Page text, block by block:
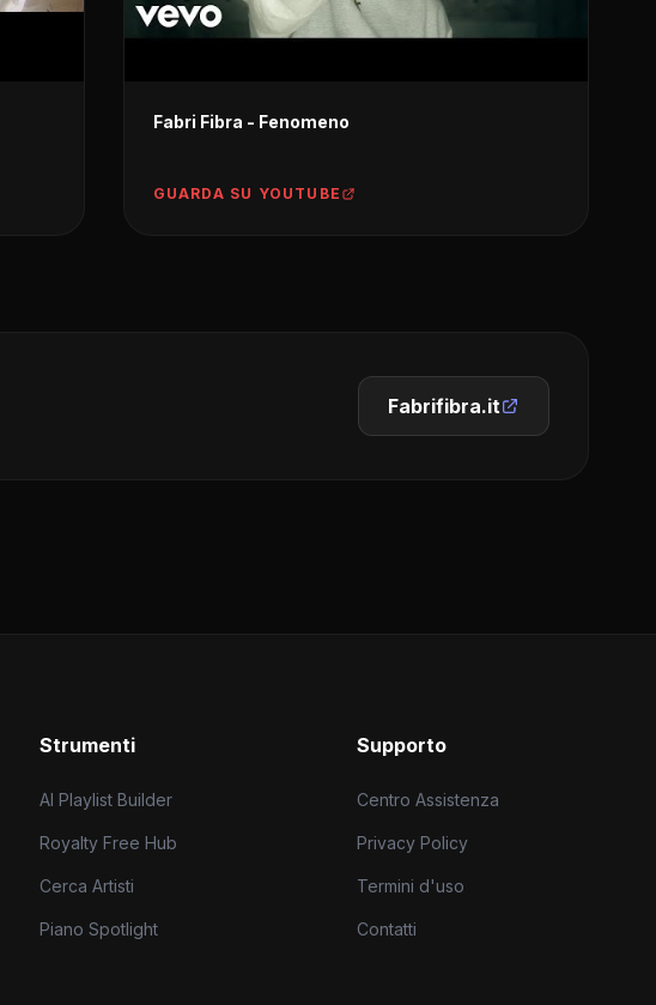
Fabri Fibra - Fenomeno
GUARDA SU YOUTUBE
Fabrifibra.it
Strumenti
AI Playlist Builder
Royalty Free Hub
Cerca Artisti
Piano Spotlight
Supporto
Centro Assistenza
Privacy Policy
Termini d'uso
Contatti